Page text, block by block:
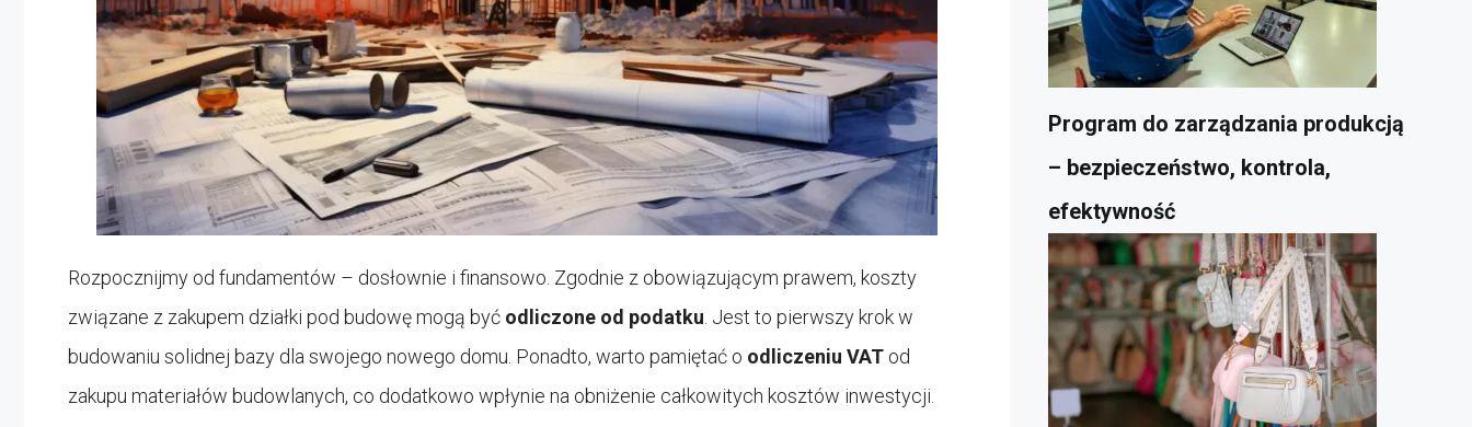
Rozpocznijmy od fundamentów – dosłownie i finansowo. Zgodnie z obowiązującym prawem, koszty
związane z zakupem działki pod budowę mogą być odliczone od podatku. Jest to pierwszy krok w
budowaniu solidnej bazy dla swojego nowego domu. Ponadto, warto pamiętać o odliczeniu VAT od
zakupu materiałów budowlanych, co dodatkowo wpłynie na obniżenie całkowitych kosztów inwestycji.
Program do zarządzania produkcją
– bezpieczeństwo, kontrola,
efektywność